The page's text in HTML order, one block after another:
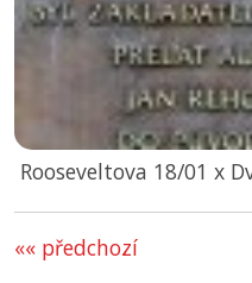
Rooseveltova 18/01 x
«« předchozí